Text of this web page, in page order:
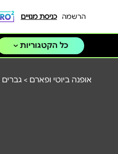
הרשמה כניסת מנויים
כל הקטגוריות
אופנה ביוטי ופארם > גברים